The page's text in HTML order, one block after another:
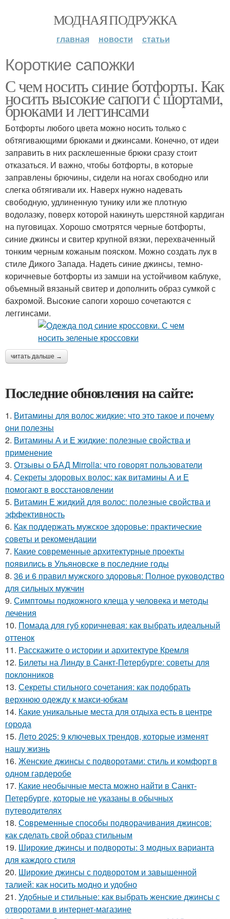
МОДНАЯ ПОДРУЖКА
главная новости статьи
Короткие сапожки
С чем носить синие ботфорты. Как
носить высокие сапоги с шортами,
брюками и леггинсами
Ботфорты любого цвета можно носить только с
обтягивающими брюками и джинсами. Конечно, от идеи
заправить в них расклешенные брюки сразу стоит
отказаться. И важно, чтобы ботфорты, в которые
заправлены брючины, сидели на ногах свободно или
слегка обтягивали их. Наверх нужно надевать
свободную, удлиненную тунику или же плотную
водолазку, поверх которой накинуть шерстяной кардиган
на пуговицах. Хорошо смотрятся черные ботфорты,
синие джинсы и свитер крупной вязки, перехваченный
тонким черным кожаным пояском. Можно создать лук в
стиле Дикого Запада. Надеть синие джинсы, темно-
коричневые ботфорты из замши на устойчивом каблуке,
объемный вязаный свитер и дополнить образ сумкой с
бахромой. Высокие сапоги хорошо сочетаются с
леггинсами.
читать дальше →
Последние обновления на сайте:
1. Витамины для волос жидкие: что это такое и почему
они полезны
2. Витамины А и Е жидкие: полезные свойства и
применение
3. Отзывы о БАД Mirrolla: что говорят пользователи
4. Секреты здоровых волос: как витамины А и Е
помогают в восстановлении
5. Витамин Е жидкий для волос: полезные свойства и
эффективность
6. Как поддержать мужское здоровье: практические
советы и рекомендации
7. Какие современные архитектурные проекты
появились в Ульяновске в последние годы
8. 36 и 6 правил мужского здоровья: Полное руководство
для сильных мужчин
9. Симптомы подкожного клеща у человека и методы
лечения
10. Помада для губ коричневая: как выбрать идеальный
оттенок
11. Расскажите о истории и архитектуре Кремля
12. Билеты на Линду в Санкт-Петербурге: советы для
поклонников
13. Секреты стильного сочетания: как подобрать
верхнюю одежду к макси-юбкам
14. Какие уникальные места для отдыха есть в центре
города
15. Лето 2025: 9 ключевых трендов, которые изменят
нашу жизнь
16. Женские джинсы с подворотами: стиль и комфорт в
одном гардеробе
17. Какие необычные места можно найти в Санкт-
Петербурге, которые не указаны в обычных
путеводителях
18. Современные способы подворачивания джинсов:
как сделать свой образ стильным
19. Широкие джинсы и подвороты: 3 модных варианта
для каждого стиля
20. Широкие джинсы с подворотом и завышенной
талией: как носить модно и удобно
21. Удобные и стильные: как выбрать женские джинсы с
отворотами в интернет-магазине